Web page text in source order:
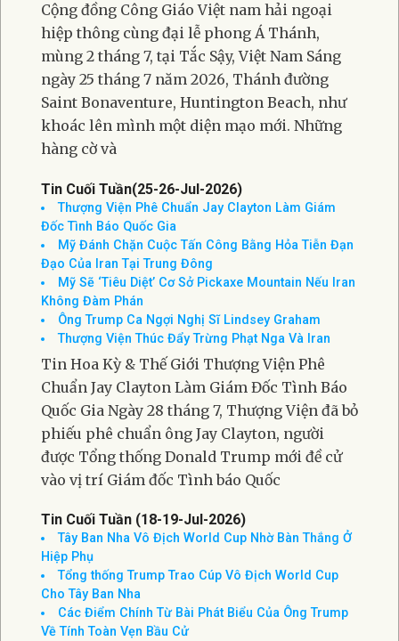
Cộng đồng Công Giáo Việt nam hải ngoại
hiệp thông cùng đại lễ phong Á Thánh,
mùng 2 tháng 7, tại Tắc Sậy, Việt Nam Sáng
ngày 25 tháng 7 năm 2026, Thánh đường
Saint Bonaventure, Huntington Beach, như
khoác lên mình một diện mạo mới. Những
hàng cờ và
Tin Cuối Tuần(25-26-Jul-2026)
Thượng Viện Phê Chuẩn Jay Clayton Làm Giám
Đốc Tình Báo Quốc Gia
Mỹ Đánh Chặn Cuộc Tấn Công Bằng Hỏa Tiễn Đạn
Đạo Của Iran Tại Trung Đông
Mỹ Sẽ ‘Tiêu Diệt’ Cơ Sở Pickaxe Mountain Nếu Iran
Không Đàm Phán
Ông Trump Ca Ngợi Nghị Sĩ Lindsey Graham
Thượng Viện Thúc Đẩy Trừng Phạt Nga Và Iran
Tin Hoa Kỳ & Thế Giới Thượng Viện Phê
Chuẩn Jay Clayton Làm Giám Đốc Tình Báo
Quốc Gia Ngày 28 tháng 7, Thượng Viện đã bỏ
phiếu phê chuẩn ông Jay Clayton, người
được Tổng thống Donald Trump mới đề cử
vào vị trí Giám đốc Tình báo Quốc
Tin Cuối Tuần (18-19-Jul-2026)
Tây Ban Nha Vô Địch World Cup Nhờ Bàn Thắng Ở
Hiệp Phụ
Tổng thống Trump Trao Cúp Vô Địch World Cup
Cho Tây Ban Nha
Các Điểm Chính Từ Bài Phát Biểu Của Ông Trump
Về Tính Toàn Vẹn Bầu Cử